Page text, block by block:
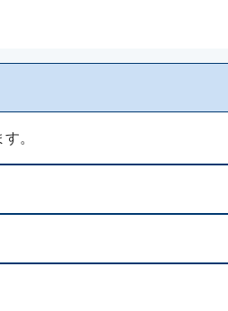
。
い。
い。